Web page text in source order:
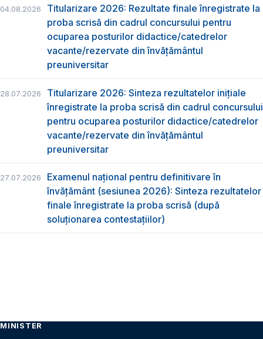
04.08.2026
Titularizare 2026: Rezultate finale înregistrate la
proba scrisă din cadrul concursului pentru
ocuparea posturilor didactice/catedrelor
vacante/rezervate din învăţământul
preuniversitar
28.07.2026
Titularizare 2026: Sinteza rezultatelor inițiale
înregistrate la proba scrisă din cadrul concursului
pentru ocuparea posturilor didactice/catedrelor
vacante/rezervate din învăţământul
preuniversitar
27.07.2026
Examenul național pentru definitivare în
învățământ (sesiunea 2026): Sinteza rezultatelor
finale înregistrate la proba scrisă (după
soluționarea contestațiilor)
MINISTER